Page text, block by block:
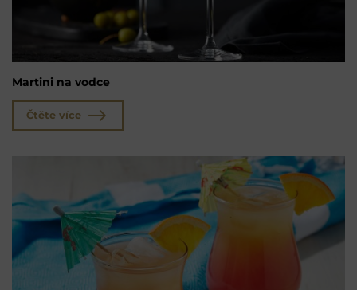
Martini na vodce
Čtěte více